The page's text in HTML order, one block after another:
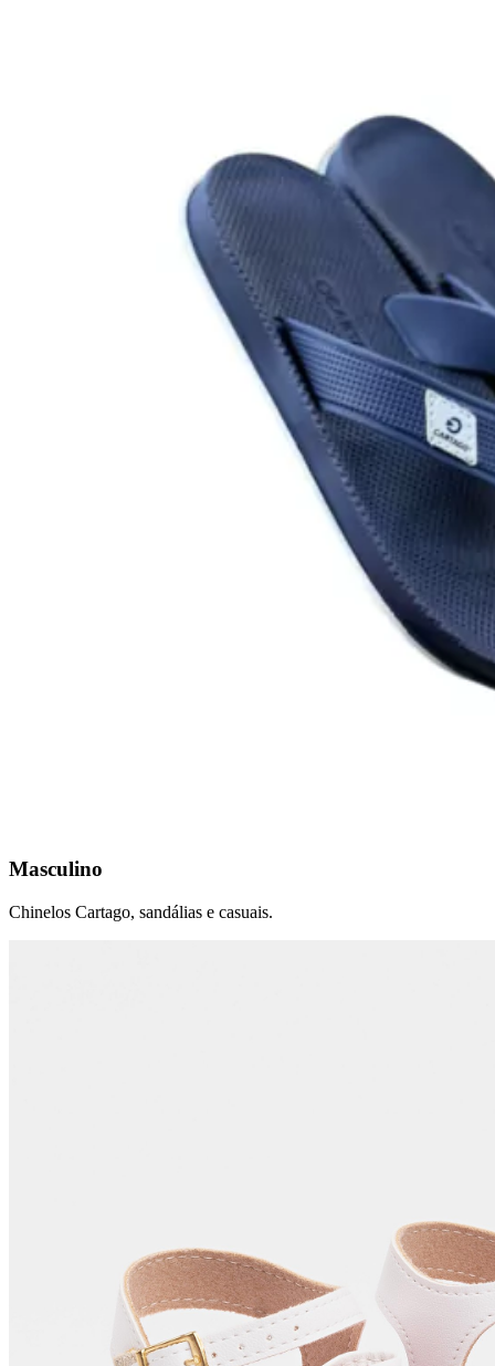
Masculino
Chinelos Cartago, sandálias e casuais.